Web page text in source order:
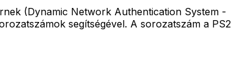
(Dynamic Network Authentication System -
segítségével. A sorozatszám a PS2